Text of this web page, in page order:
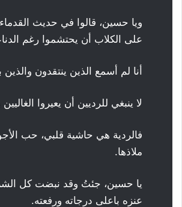
ويا حسين، قالوا في حديث
على الكلاب أن يحتشموا رغم
أنا لم أسمع الذين ينتقدون والذين
لا ينبغي للرديين أن يعيروا الغاليين
فالردية هي حاشية قلبي، حب
ملاذها.
يا حسين، جئتُ وقد نبضت كل
عنزه باعلى درجاته ورفعته.